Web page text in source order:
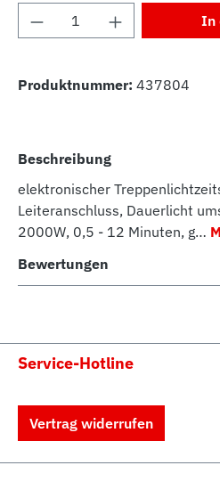
Produkt Anzahl: GibIn
Produktnummer: 437804
Beschreibung
elektronischer
Leiteranschluss, Dauerlicht
2000W, 0,5 - 12 Minuten, g…
Bewertungen
Service-Hotline
Vertrag widerrufen